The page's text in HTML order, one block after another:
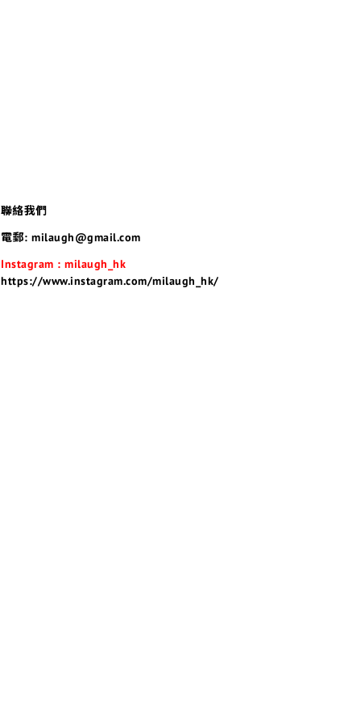
聯絡我們
電郵: milaugh@gmail.com
Instagram : milaugh_hk
https://www.instagram.com/milaugh_hk/